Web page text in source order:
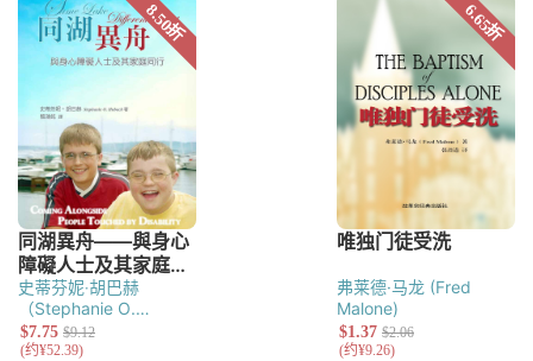
史蒂芬妮‧胡巴赫
（Stephanie O.
Hubach）
弗莱德·马龙 (Fred
Malone)